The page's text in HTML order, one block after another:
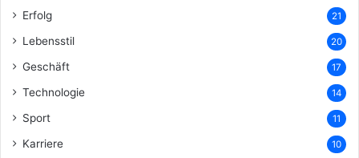
Erfolg 21
Lebensstil 20
Geschäft 17
Technologie 14
Sport 11
Karriere 10